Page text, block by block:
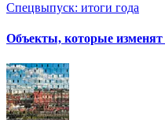
Спецвыпуск: итоги года
Объекты, которые изменят